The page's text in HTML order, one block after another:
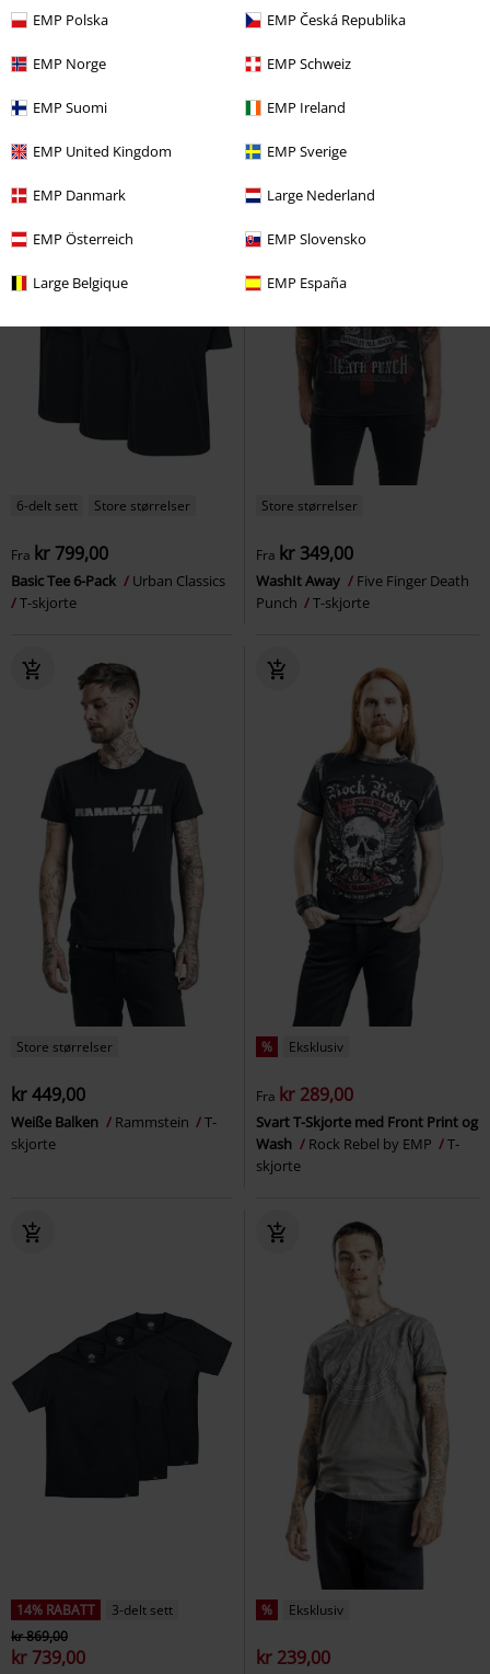
EMP Polska EMP Česká Republika
EMP Norge EMP Schweiz
EMP Suomi EMP Ireland
EMP United Kingdom EMP Sverige
EMP Danmark Large Nederland
EMP Österreich EMP Slovensko
Large Belgique EMP España
Fra kr 349,00 Fra kr 349,00
Iron Maiden
6-delt sett Store størrelser
Fra kr 799,00
Basic Tee 6-Pack
Urban Classics
T-skjorte
Store størrelser
Fra kr 349,00
WashIt Away
Five Finger Death
Punch
T-skjorte
Store størrelser
kr 449,00
Weiße Balken Rammstein
T-
skjorte
% Eksklusiv
Fra kr 289,00
Svart T-Skjorte med Front Print og
Wash
Rock Rebel by EMP
T-
skjorte
14% RABATT
3-delt sett
kr 869,00
kr 739,00
% Eksklusiv
kr 239,00